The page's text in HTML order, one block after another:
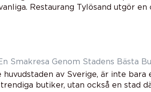
Restaurang Tylösand utgör
Smakresa Genom Stadens Bästa
huvudstaden av Sverige, är inte
butiker, utan också en stad